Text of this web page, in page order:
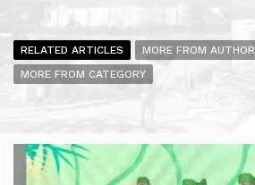
RELATED ARTICLES
MORE FROM AUTHOR
MORE FROM CATEGORY